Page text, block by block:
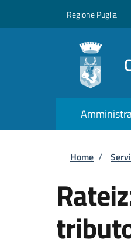
Regione Puglia
Home /